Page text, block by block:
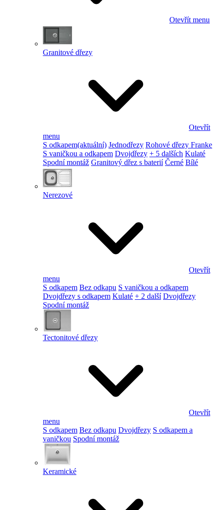
Otevřít menu
Granitové dřezy
Otevřít
menu
S odkapem(aktuální) Jednodřezy Rohové dřezy Franke
S vaničkou a odkapem Dvojdřezy + 5 dalších Kulaté
Spodní montáž Granitový dřez s baterií Černé Bílé
Nerezové
Otevřít
menu
S odkapem Bez odkapu S vaničkou a odkapem
Dvojdřezy s odkapem Kulaté + 2 další Dvojdřezy
Spodní montáž
Tectonitové dřezy
Otevřít
menu
S odkapem Bez odkapu Dvojdřezy S odkapem a
vaničkou Spodní montáž
Keramické